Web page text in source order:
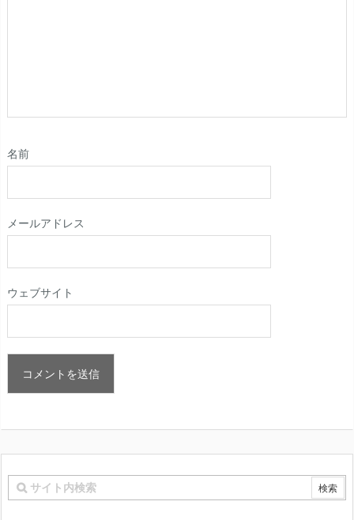
名前
メールアドレス
ウェブサイト